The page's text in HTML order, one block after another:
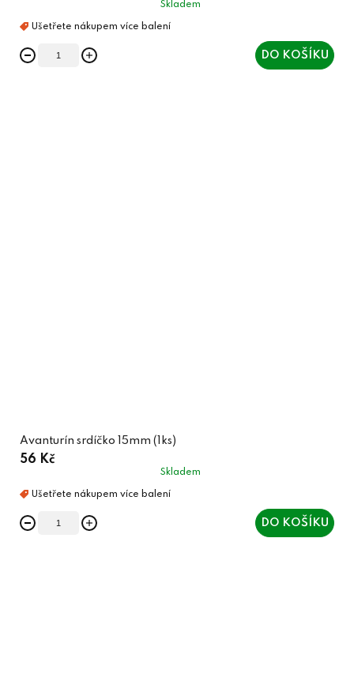
Skladem
DO KOŠÍKU
Avanturín srdíčko 15mm (1ks)
56 Kč
Skladem
DO KOŠÍKU